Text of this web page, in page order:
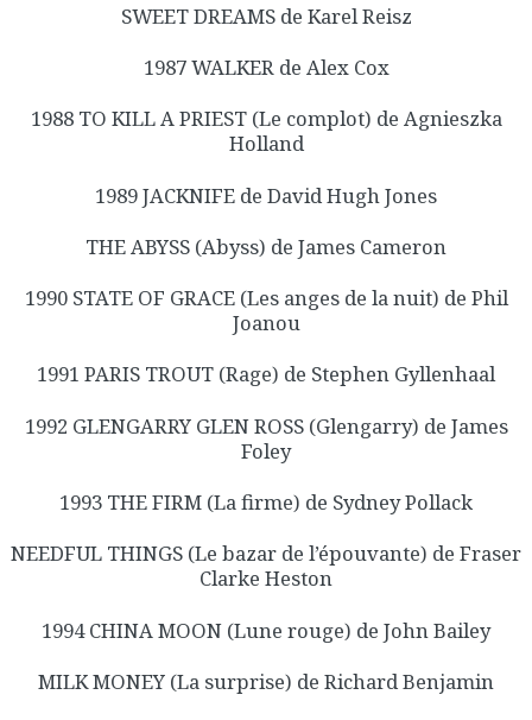
SWEET DREAMS de Karel Reisz
1987 WALKER de Alex Cox
1988 TO KILL A PRIEST (Le complot) de Agnieszka
Holland
1989 JACKNIFE de David Hugh Jones
THE ABYSS (Abyss) de James Cameron
1990 STATE OF GRACE (Les anges de la nuit) de Phil
Joanou
1991 PARIS TROUT (Rage) de Stephen Gyllenhaal
1992 GLENGARRY GLEN ROSS (Glengarry) de James
Foley
1993 THE FIRM (La firme) de Sydney Pollack
NEEDFUL THINGS (Le bazar de l’épouvante) de Fraser
Clarke Heston
1994 CHINA MOON (Lune rouge) de John Bailey
MILK MONEY (La surprise) de Richard Benjamin